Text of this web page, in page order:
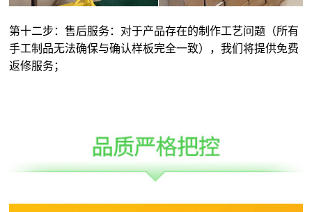
第十二步：售后服务：对于产品存在的制作工艺问题（所有
手工制品无法确保与确认样板完全一致），我们将提供免费
返修服务；